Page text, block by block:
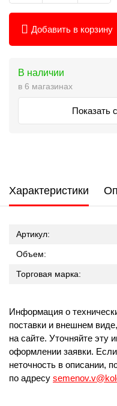
Добавить в корзину
В наличии
в 6 магазинах
Показать
Характеристики
Артикул:
Объем:
Торговая марка:
Информация о
поставки и внешнем
на сайте. Уточняйте
оформлении заявки.
неточность в описании,
по адресу